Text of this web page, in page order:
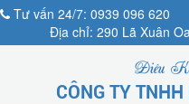
Tư vấn 24/7: 0939 096 620
Địa chỉ: 290 Lã Xuân
Điêu
CÔNG TY